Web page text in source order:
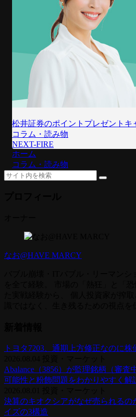
松井証券のポイントプレゼントキ
コラム・読み物
NEXT-FIRE
ホーム
コラム・読み物
なお@HAVE MARCY
トヨタ7203、通期上方修正なのに
Abalance（3856）が監理銘柄（審
可能性と粉飾問題をわかりやすく解
決算のキオクシアがなぜ売られる
イズの3構造